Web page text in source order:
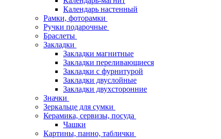
Календарь настенный
Рамки, фоторамки
Ручки подарочные
Браслеты
Закладки
Закладки магнитные
Закладки переливающиеся
Закладки с фурнитурой
Закладки двуслойные
Закладки двухсторонние
Значки
Зеркальце для сумки
Керамика, сервизы, посуда
Чашки
Картины, панно, таблички